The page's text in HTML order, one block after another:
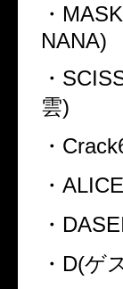
・
NANA)
・
雲)
・
・
・
・ D(ゲ